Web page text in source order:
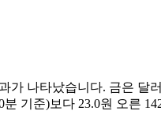
나타났습니다. 금은 달
기준)보다 23.0원 오른